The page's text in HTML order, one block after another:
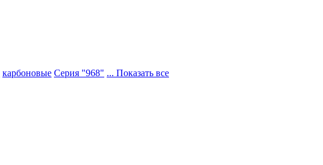
карбоновые Серия "968" ... Показать все